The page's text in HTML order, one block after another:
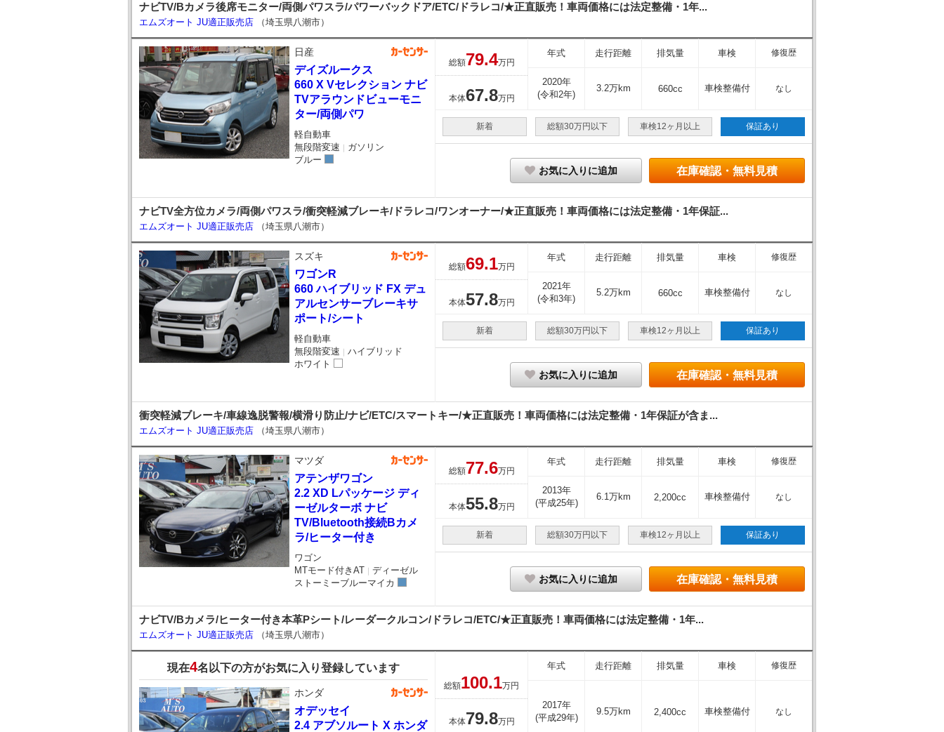
ナビTV/Bカメラ後席モニター/両側パワスラ/パワーバックドア/ETC/ドラレコ/★正直販売！車両価格には法定整備・1年...
エムズオート JU適正販売店 （埼玉県八潮市）
日産
デイズルークス
660 X Vセレクション ナビ
TVアラウンドビューモニ
ター/両側パワ
軽自動車
無段階変速 ｜ ガソリン
ブルー
総額79.4万円
本体67.8万円
年式 走行距離 排気量 車検 修復歴
2020年
(令和2年)
3.2万km 660cc 車検整備付 なし
新着 総額30万円以下 車検12ヶ月以上 保証あり
在庫確認・無料見積
お気に入りに追加
ナビTV全方位カメラ/両側パワスラ/衝突軽減ブレーキ/ドラレコ/ワンオーナー/★正直販売！車両価格には法定整備・1年保証...
エムズオート JU適正販売店 （埼玉県八潮市）
スズキ
ワゴンR
660 ハイブリッド FX デュ
アルセンサーブレーキサ
ポート/シート
軽自動車
無段階変速 ｜ ハイブリッド
ホワイト
総額69.1万円
本体57.8万円
年式 走行距離 排気量 車検 修復歴
2021年
(令和3年)
5.2万km 660cc 車検整備付 なし
新着 総額30万円以下 車検12ヶ月以上 保証あり
在庫確認・無料見積
お気に入りに追加
衝突軽減ブレーキ/車線逸脱警報/横滑り防止/ナビ/ETC/スマートキー/★正直販売！車両価格には法定整備・1年保証が含ま...
エムズオート JU適正販売店 （埼玉県八潮市）
マツダ
アテンザワゴン
2.2 XD Lパッケージ ディ
ーゼルターボ ナビ
TV/Bluetooth接続Bカメ
ラ/ヒーター付き
ワゴン
MTモード付きAT ｜ ディーゼル
ストーミーブルーマイカ
総額77.6万円
本体55.8万円
年式 走行距離 排気量 車検 修復歴
2013年
(平成25年)
6.1万km 2,200cc 車検整備付 なし
新着 総額30万円以下 車検12ヶ月以上 保証あり
在庫確認・無料見積
お気に入りに追加
ナビTV/Bカメラ/ヒーター付き本革Pシート/レーダークルコン/ドラレコ/ETC/★正直販売！車両価格には法定整備・1年...
エムズオート JU適正販売店 （埼玉県八潮市）
現在4名以下の方がお気に入り登録しています
ホンダ
オデッセイ
2.4 アブソルート X ホンダ
総額100.1万円
本体79.8万円
年式 走行距離 排気量 車検 修復歴
2017年
(平成29年)
9.5万km 2,400cc 車検整備付 なし